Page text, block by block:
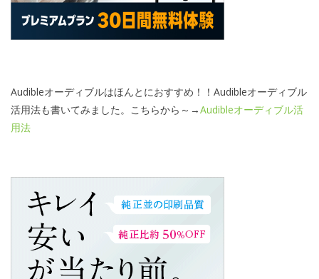
Audibleオーディブルはほんとにおすすめ！！Audibleオーディブル
活用法も書いてみました。こちらから～→Audibleオーディブル活
用法